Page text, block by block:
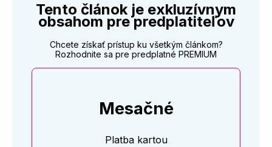
Tento článok je exkluzívnym
obsahom pre predplatiteľov
Chcete získať prístup ku všetkým článkom?
Rozhodnite sa pre predplatné PREMIUM
Mesačné
Platba kartou